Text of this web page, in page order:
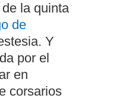
la quinta
de
Y
por el
en
corsarios